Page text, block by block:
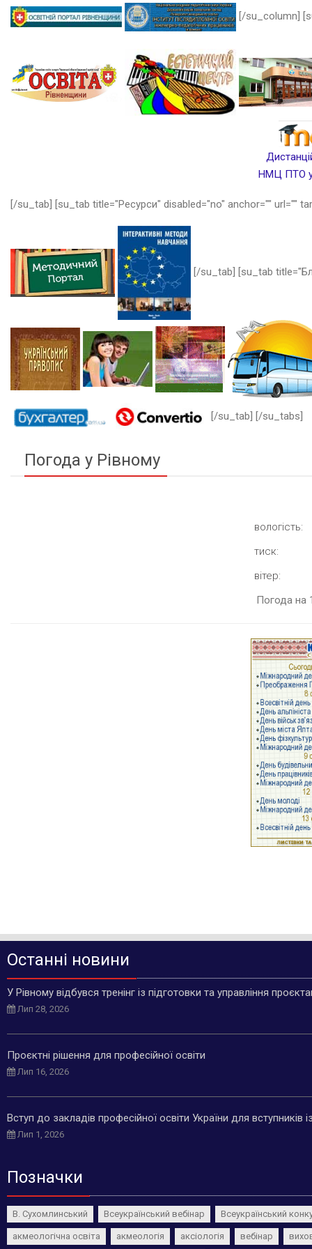
[/su_column]
НМЦ ПТО у
[/su_tab] [su_tab title="Ресурси" disabled="no" anchor="" url=""
[/su_tab] [su_tab
[/su_tab] [/su_tabs]
Погода у Рівному
вологість:
тиск:
вітер:
Погода на
Останні новини
У Рівному відбувся тренінг із підготовки та управління
Лип 28, 2026
Проєктні рішення для професійної освіти
Лип 16, 2026
Вступ до закладів професійної освіти України для
Лип 1, 2026
Позначки
В. Сухомлинський Всеукраїнський вебінар Всеукраїнський
акмеологічна освіта акмеологія аксіологія вебінар